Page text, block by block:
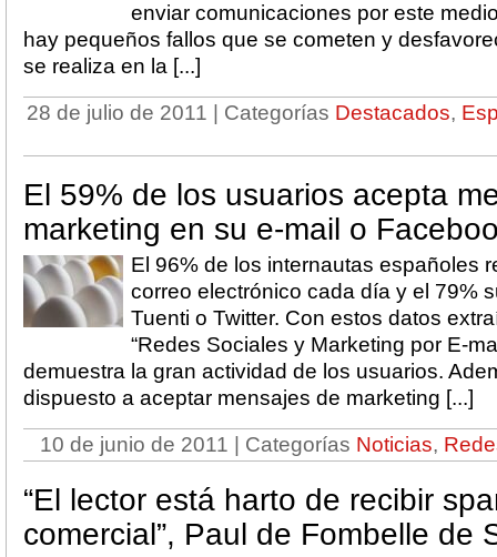
enviar comunicaciones por este
hay pequeños fallos que se cometen y
se realiza en la [...]
28 de julio de 2011 | Categorías Destacados,
El 59% de los usuarios acepta
marketing en su e-mail o
El 96% de los internautas españoles
correo electrónico cada día y el 79%
Tuenti o Twitter. Con estos datos
“Redes Sociales y Marketing por E-
demuestra la gran actividad de los usuarios.
dispuesto a aceptar mensajes de marketing [...]
10 de junio de 2011 | Categorías Noticias,
“El lector está harto de recibir
comercial”, Paul de Fombelle de